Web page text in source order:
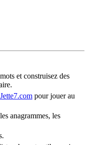
et construisez des
pour jouer au
anagrammes, les